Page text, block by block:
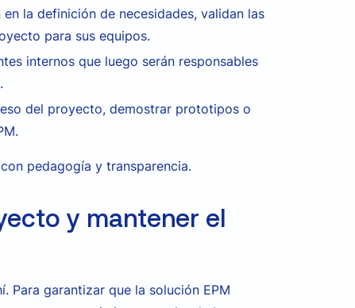
la definición de necesidades, validan las
para sus equipos.
internos que luego serán responsables
del proyecto, demostrar prototipos o
pedagogía y transparencia.
y mantener el
Para garantizar que la solución EPM